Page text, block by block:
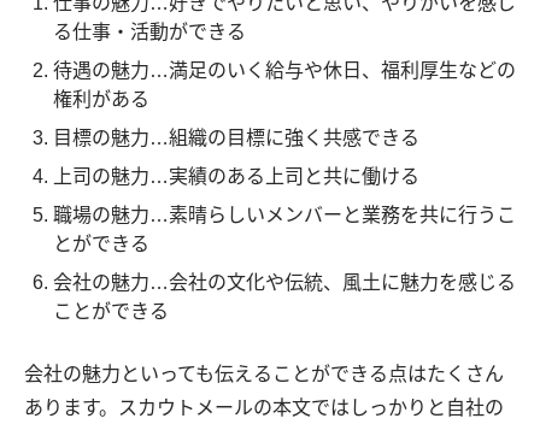
る仕事・活動ができる
待遇の魅力…満足のいく給与や休日、福利厚生などの
権利がある
目標の魅力…組織の目標に強く共感できる
上司の魅力…実績のある上司と共に働ける
職場の魅力…素晴らしいメンバーと業務を共に行うこ
とができる
会社の魅力…会社の文化や伝統、風土に魅力を感じる
ことができる
会社の魅力といっても伝えることができる点はたくさん
あります。スカウトメールの本文ではしっかりと自社の